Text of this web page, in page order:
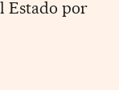
Estado por